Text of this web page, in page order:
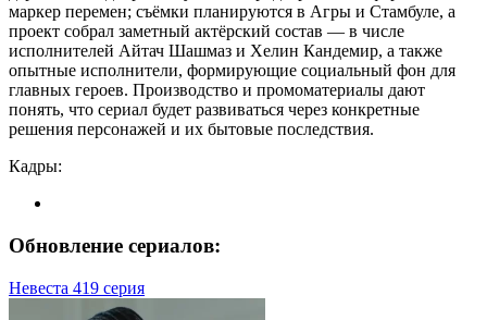
маркер перемен; съёмки планируются в Агры и Стамбуле, а
проект собрал заметный актёрский состав — в числе
исполнителей Айтач Шашмаз и Хелин Кандемир, а также
опытные исполнители, формирующие социальный фон для
главных героев. Производство и промоматериалы дают
понять, что сериал будет развиваться через конкретные
решения персонажей и их бытовые последствия.
Кадры:
Обновление сериалов:
Невеста 419 серия